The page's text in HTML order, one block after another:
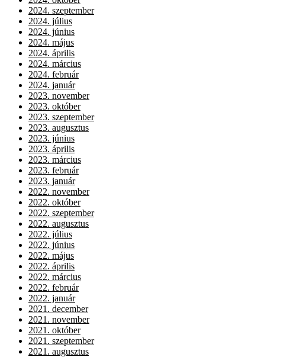
2024. szeptember
2024. július
2024. június
2024. május
2024. április
2024. március
2024. február
2024. január
2023. november
2023. október
2023. szeptember
2023. augusztus
2023. június
2023. április
2023. március
2023. február
2023. január
2022. november
2022. október
2022. szeptember
2022. augusztus
2022. július
2022. június
2022. május
2022. április
2022. március
2022. február
2022. január
2021. december
2021. november
2021. október
2021. szeptember
2021. augusztus